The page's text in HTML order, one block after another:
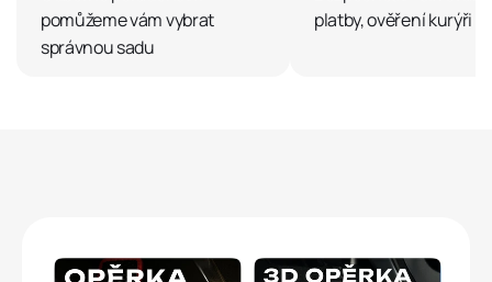
pomůžeme vám vybrat
správnou sadu
platby, ověření kurýři